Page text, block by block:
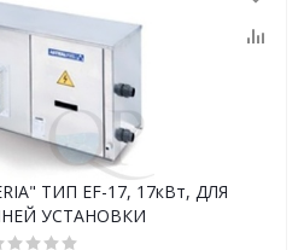
ТИП EF-17, 17кВт, ДЛЯ
УСТАНОВКИ